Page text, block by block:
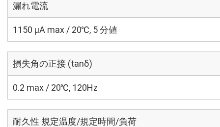
漏れ電流
1150 μA max / 20℃, 5 分値
損失角の正接 (tanδ)
0.2 max / 20℃, 120Hz
耐久性 規定温度/規定時間/負荷